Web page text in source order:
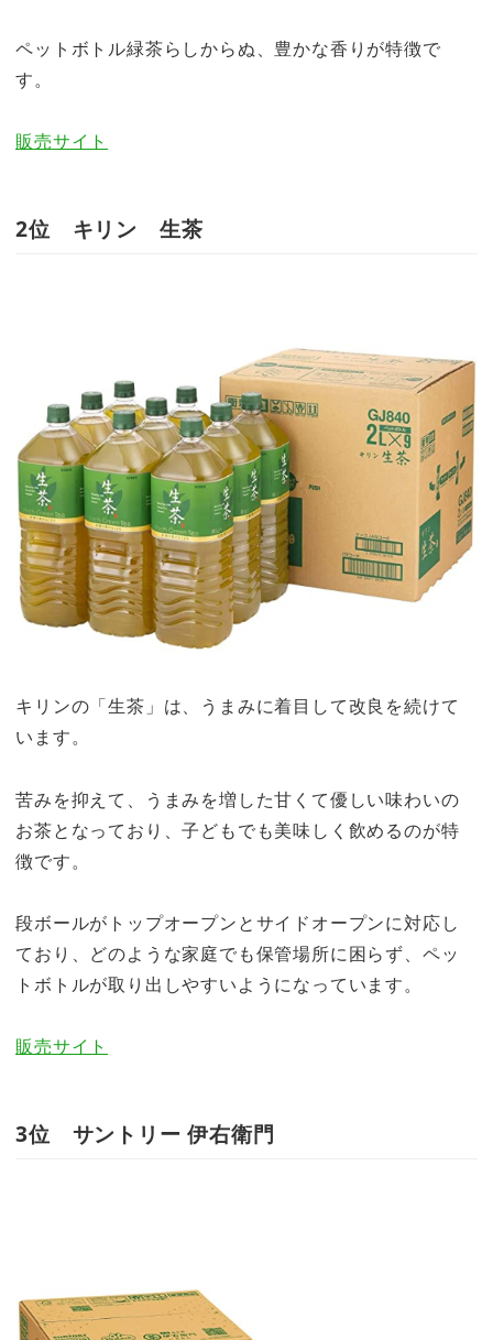
ペットボトル緑茶らしからぬ、豊かな香りが特徴で
す。
販売サイト
2位 キリン 生茶
キリンの「生茶」は、うまみに着目して改良を続けて
います。
苦みを抑えて、うまみを増した甘くて優しい味わいの
お茶となっており、子どもでも美味しく飲めるのが特
徴です。
段ボールがトップオープンとサイドオープンに対応し
ており、どのような家庭でも保管場所に困らず、ペッ
トボトルが取り出しやすいようになっています。
販売サイト
3位 サントリー 伊右衛門